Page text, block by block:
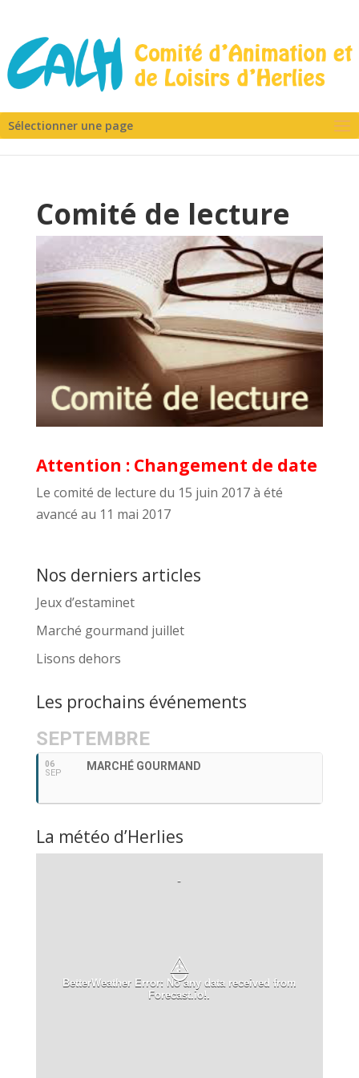
Sélectionner une page
Comité de lecture
Attention : Changement de date
Le comité de lecture du 15 juin 2017 à été
avancé au 11 mai 2017
Nos derniers articles
Jeux d’estaminet
Marché gourmand juillet
Lisons dehors
Les prochains événements
SEPTEMBRE
06
SEP
MARCHÉ GOURMAND
La météo d’Herlies
-
⚠
BetterWeather Error: No any data received from
Forecast.io!.